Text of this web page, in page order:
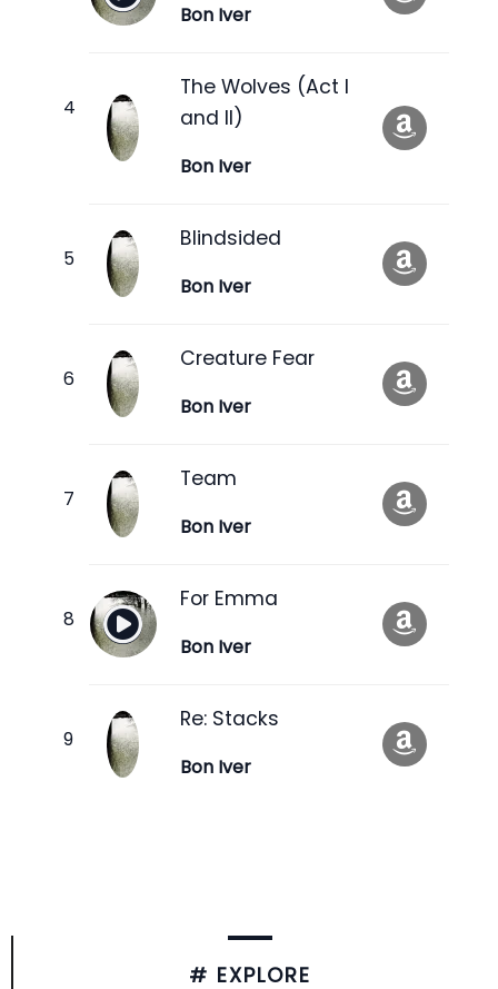
Bon Iver
The Wolves (Act I
and II)
Bon Iver
Blindsided
Bon Iver
Creature Fear
Bon Iver
Team
Bon Iver
For Emma
Bon Iver
Re: Stacks
Bon Iver
# EXPLORE